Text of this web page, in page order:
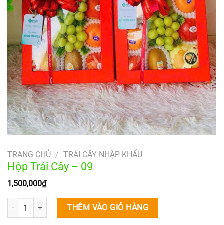
TRANG CHỦ / TRÁI CÂY NHẬP KHẨU
Hộp Trái Cây – 09
1,500,000₫
Hộp Trái Cây – 09 số lượngTHÊM VÀO GIỎ HÀNG